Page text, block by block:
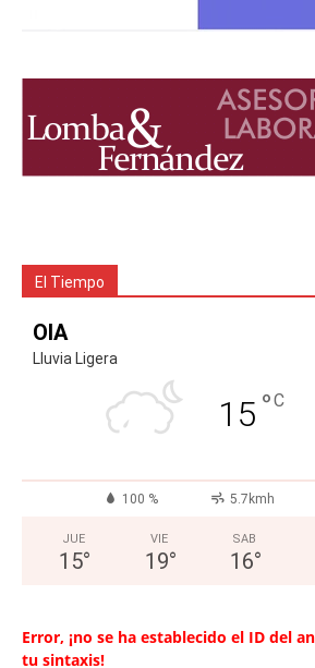
El Tiempo
OIA
Lluvia Ligera
15 °C
100 % 5.7kmh
JUE
15°
VIE
19°
SAB
16°
Error, ¡no se ha establecido el ID del
tu sintaxis!